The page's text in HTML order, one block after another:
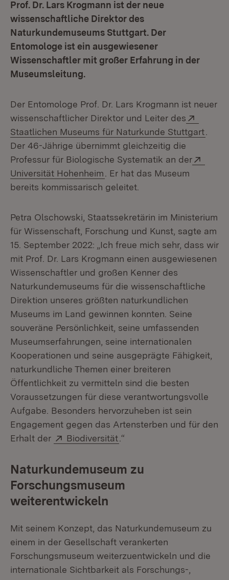
Prof. Dr. Lars Krogmann ist der neue
wissenschaftliche Direktor des
Naturkundemuseums Stuttgart. Der
Entomologe ist ein ausgewiesener
Wissenschaftler mit großer Erfahrung in der
Museumsleitung.
Der Entomologe Prof. Dr. Lars Krogmann ist neuer
wissenschaftlicher Direktor und Leiter des
Staatlichen Museums für Naturkunde Stuttgart
Der 46-Jährige übernimmt gleichzeitig die
Professur für Biologische Systematik an der
Universität Hohenheim (Öffnet in neuem Fenster)
. Er hat das Museum
bereits kommissarisch geleitet.
Petra Olschowski, Staatssekretärin im Ministerium
für Wissenschaft, Forschung und Kunst, sagte am
15. September 2022: „Ich freue mich sehr, dass wir
mit Prof. Dr. Lars Krogmann einen ausgewiesenen
Wissenschaftler und großen Kenner des
Naturkundemuseums für die wissenschaftliche
Direktion unseres größten naturkundlichen
Museums im Land gewinnen konnten. Seine
souveräne Persönlichkeit, seine umfassenden
Museumserfahrungen, seine internationalen
Kooperationen und seine ausgeprägte Fähigkeit,
naturkundliche Themen einer breiteren
Öffentlichkeit zu vermitteln sind die besten
Voraussetzungen für diese verantwortungsvolle
Aufgabe. Besonders hervorzuheben ist sein
Engagement gegen das Artensterben und für den
Erhalt der
Extern:
Biodiversität (Öffnet in neuem Fenster)
.“
Naturkundemuseum zu
Forschungsmuseum
weiterentwickeln
Mit seinem Konzept, das Naturkundemuseum zu
einem in der Gesellschaft verankerten
Forschungsmuseum weiterzuentwickeln und die
internationale Sichtbarkeit als Forschungs-,